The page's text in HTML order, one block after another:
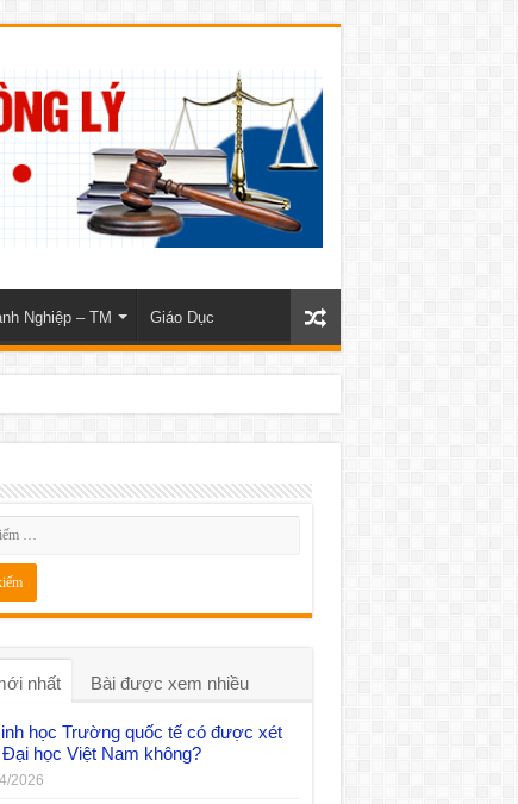
Nghiệp – TM Giáo Dục
nhất Bài được xem nhiều
học Trường quốc tế có được xét
học Việt Nam không?
2026